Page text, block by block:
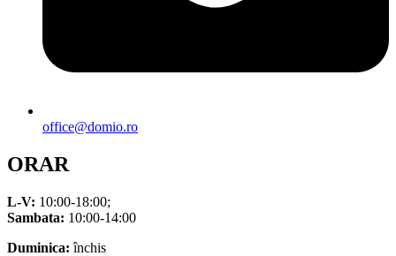
office@domio.ro
ORAR
L-V: 10:00-18:00;
Sambata: 10:00-14:00
Duminica: închis